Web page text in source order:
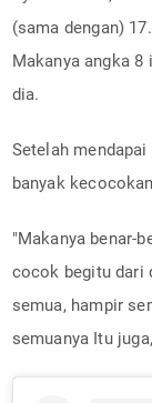
(sama dengan)
Makanya angka
dia.
Setelah
banyak
"Makanya benar-
cocok begitu dari
semua, hampir
semuanya Itu